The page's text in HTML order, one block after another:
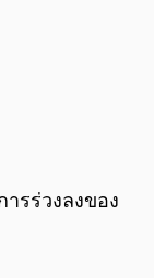
รร่วงลงของ